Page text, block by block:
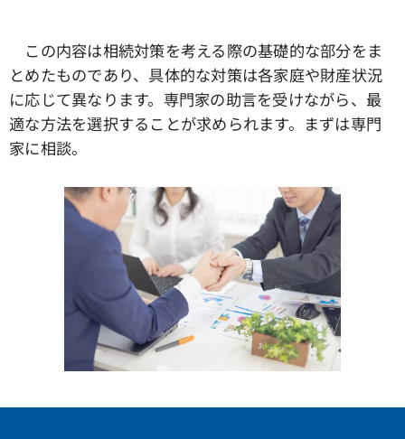
この内容は相続対策を考える際の基礎的な部分をま
とめたものであり、具体的な対策は各家庭や財産状況
に応じて異なります。専門家の助言を受けながら、最
適な方法を選択することが求められます。まずは専門
家に相談。